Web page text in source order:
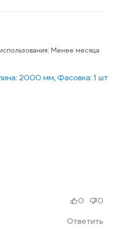
Менее месяца
2000 мм, Фасовка: 1 шт
Ответить
0 0